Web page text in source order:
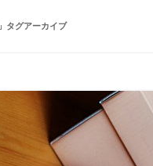
」タグアーカイブ